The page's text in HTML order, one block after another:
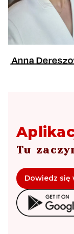
Anna
Tu
Dowiedz się